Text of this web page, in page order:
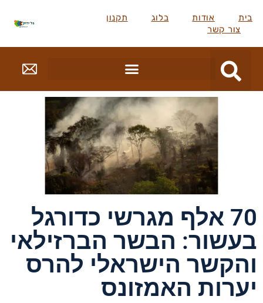
אודות
תקנון
צור קשר
70 אלף מגרשי כדורגל
הבשר הברזילאי
הישראלי להרס
האמזונס